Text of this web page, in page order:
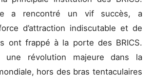
a rencontré un vif succès, a
d’attraction indiscutable et de
ont frappé à la porte des BRICS.
une révolution majeure dans la
hors des bras tentaculaires